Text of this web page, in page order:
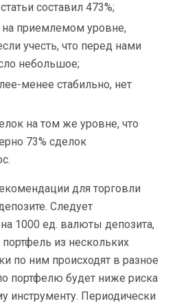
составил 473%;
на приемлемом уровне,
учесть, что перед нами
небольшое;
менее стабильно, нет
на том же уровне, что
73% сделок
для торговли
Следует
1000 ед. валюты депозита,
портфель из нескольких
по ним происходят в разное
портфелю будет ниже риска
инструменту. Периодически